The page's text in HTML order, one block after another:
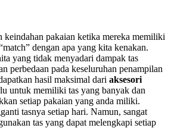
keindahan pakaian ketika mereka memiliki
dengan apa yang kita kenakan.
yang tidak menyadari dampak tas
perbedaan pada keseluruhan penampilan
hasil maksimal dari aksesori
untuk memiliki tas yang banyak dan
setiap pakaian yang anda miliki.
tasnya setiap hari. Namun, sangat
tas yang dapat melengkapi setiap